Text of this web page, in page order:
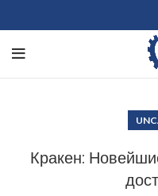
Кракен: